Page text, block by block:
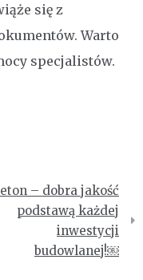
się z
Warto
specjalistów.
– dobra jakość
podstawą każdej
inwestycji
budowlanej!￼